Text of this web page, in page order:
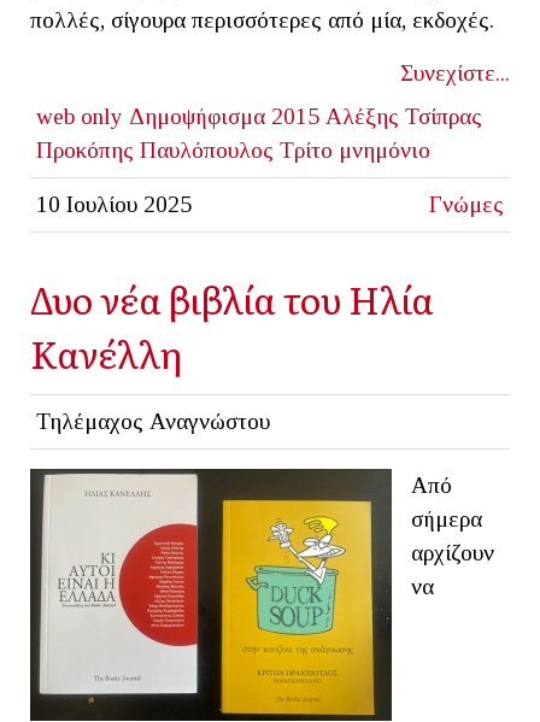
πολλές, σίγουρα περισσότερες από μία, εκδοχές.
Συνεχίστε...
web only Δημοψήφισμα 2015 Αλέξης Τσίπρας
Προκόπης Παυλόπουλος Τρίτο μνημόνιο
10 Ιουλίου 2025 Γνώμες
Δυο νέα βιβλία του Ηλία
Κανέλλη
Τηλέμαχος Αναγνώστου
Από
σήμερα
αρχίζουν
να